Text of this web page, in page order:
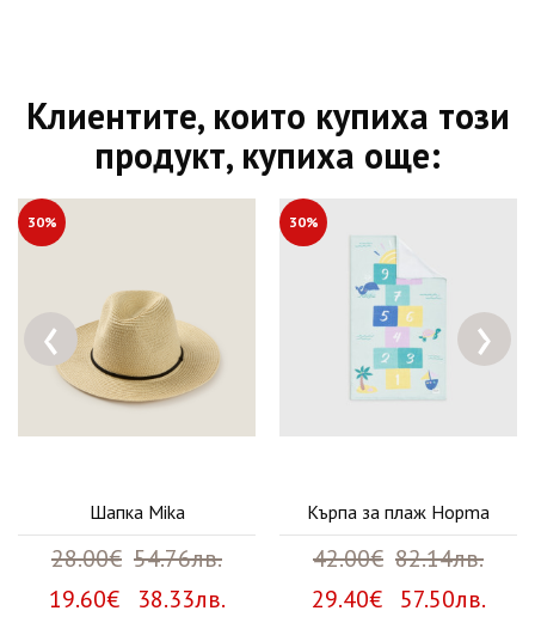
Клиентите, които купиха този
продукт, купиха още:
30%
Шапка Mika
28.00€ 54.76лв.
19.60€ 38.33лв.
30%
Кърпа за плаж Hopma
42.00€ 82.14лв.
29.40€ 57.50лв.
‹ ›